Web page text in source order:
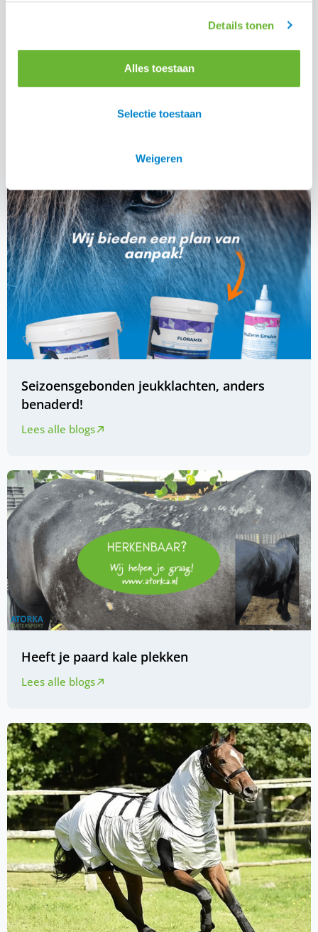
Details tonen
Alles toestaan
Selectie toestaan
Weigeren
Seizoensgebonden jeukklachten, anders
benaderd!
Lees alle blogs
Heeft je paard kale plekken
Lees alle blogs